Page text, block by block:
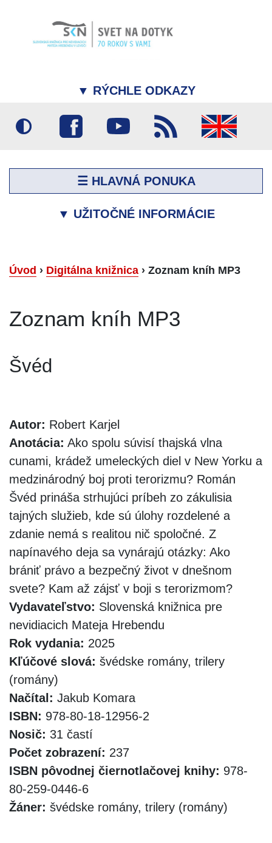
▼ RÝCHLE ODKAZY
☰ HLAVNÁ PONUKA
▼ UŽITOČNÉ INFORMÁCIE
Úvod › Digitálna knižnica › Zoznam kníh MP3
Zoznam kníh MP3
Švéd
Autor: Robert Karjel
Anotácia: Ako spolu súvisí thajská vlna
cunami, krádež umeleckých diel v New Yorku a
medzinárodný boj proti terorizmu? Román
Švéd prináša strhujúci príbeh zo zákulisia
tajných služieb, kde sú úlohy rozdelené a
zdanie nemá s realitou nič spoločné. Z
napínavého deja sa vynárajú otázky: Ako
brániť právo a bezpečný život v dnešnom
svete? Kam až zájsť v boji s terorizmom?
Vydavateľstvo: Slovenská knižnica pre
nevidiacich Mateja Hrebendu
Rok vydania: 2025
Kľúčové slová: švédske romány, trilery
(romány)
Načítal: Jakub Komara
ISBN: 978-80-18-12956-2
Nosič: 31 častí
Počet zobrazení: 237
ISBN pôvodnej čiernotlačovej knihy: 978-
80-259-0446-6
Žáner: švédske romány, trilery (romány)